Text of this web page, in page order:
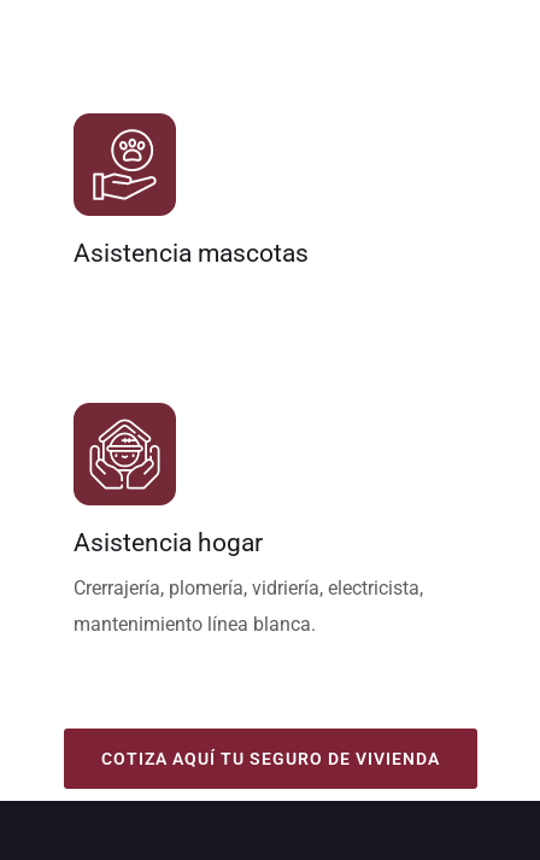
Asistencia mascotas
Asistencia hogar
Crerrajería, plomería, vidriería, electricista,
mantenimiento línea blanca.
COTIZA AQUÍ TU SEGURO DE VIVIENDA